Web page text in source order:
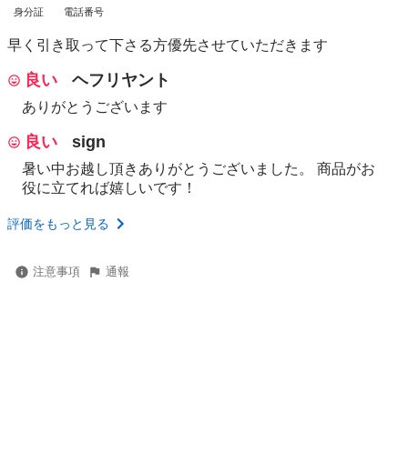
身分証 電話番号
早く引き取って下さる方優先させていただきます
良い ヘフリヤント
ありがとうございます
良い sign
暑い中お越し頂きありがとうございました。 商品がお
役に立てれば嬉しいです！
評価をもっと見る
注意事項 通報